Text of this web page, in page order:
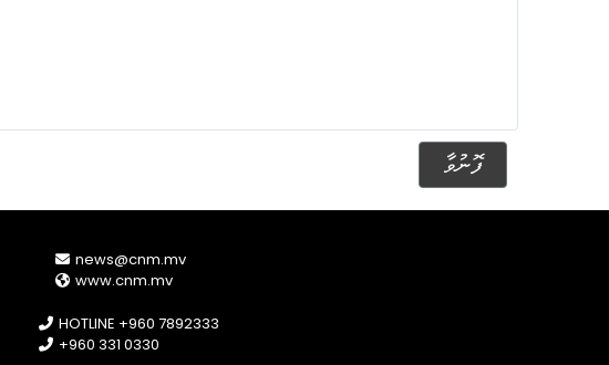
ފޮނުވާ
news@cnm.mv
www.cnm.mv
HOTLINE +960 7892333
+960 331 0330